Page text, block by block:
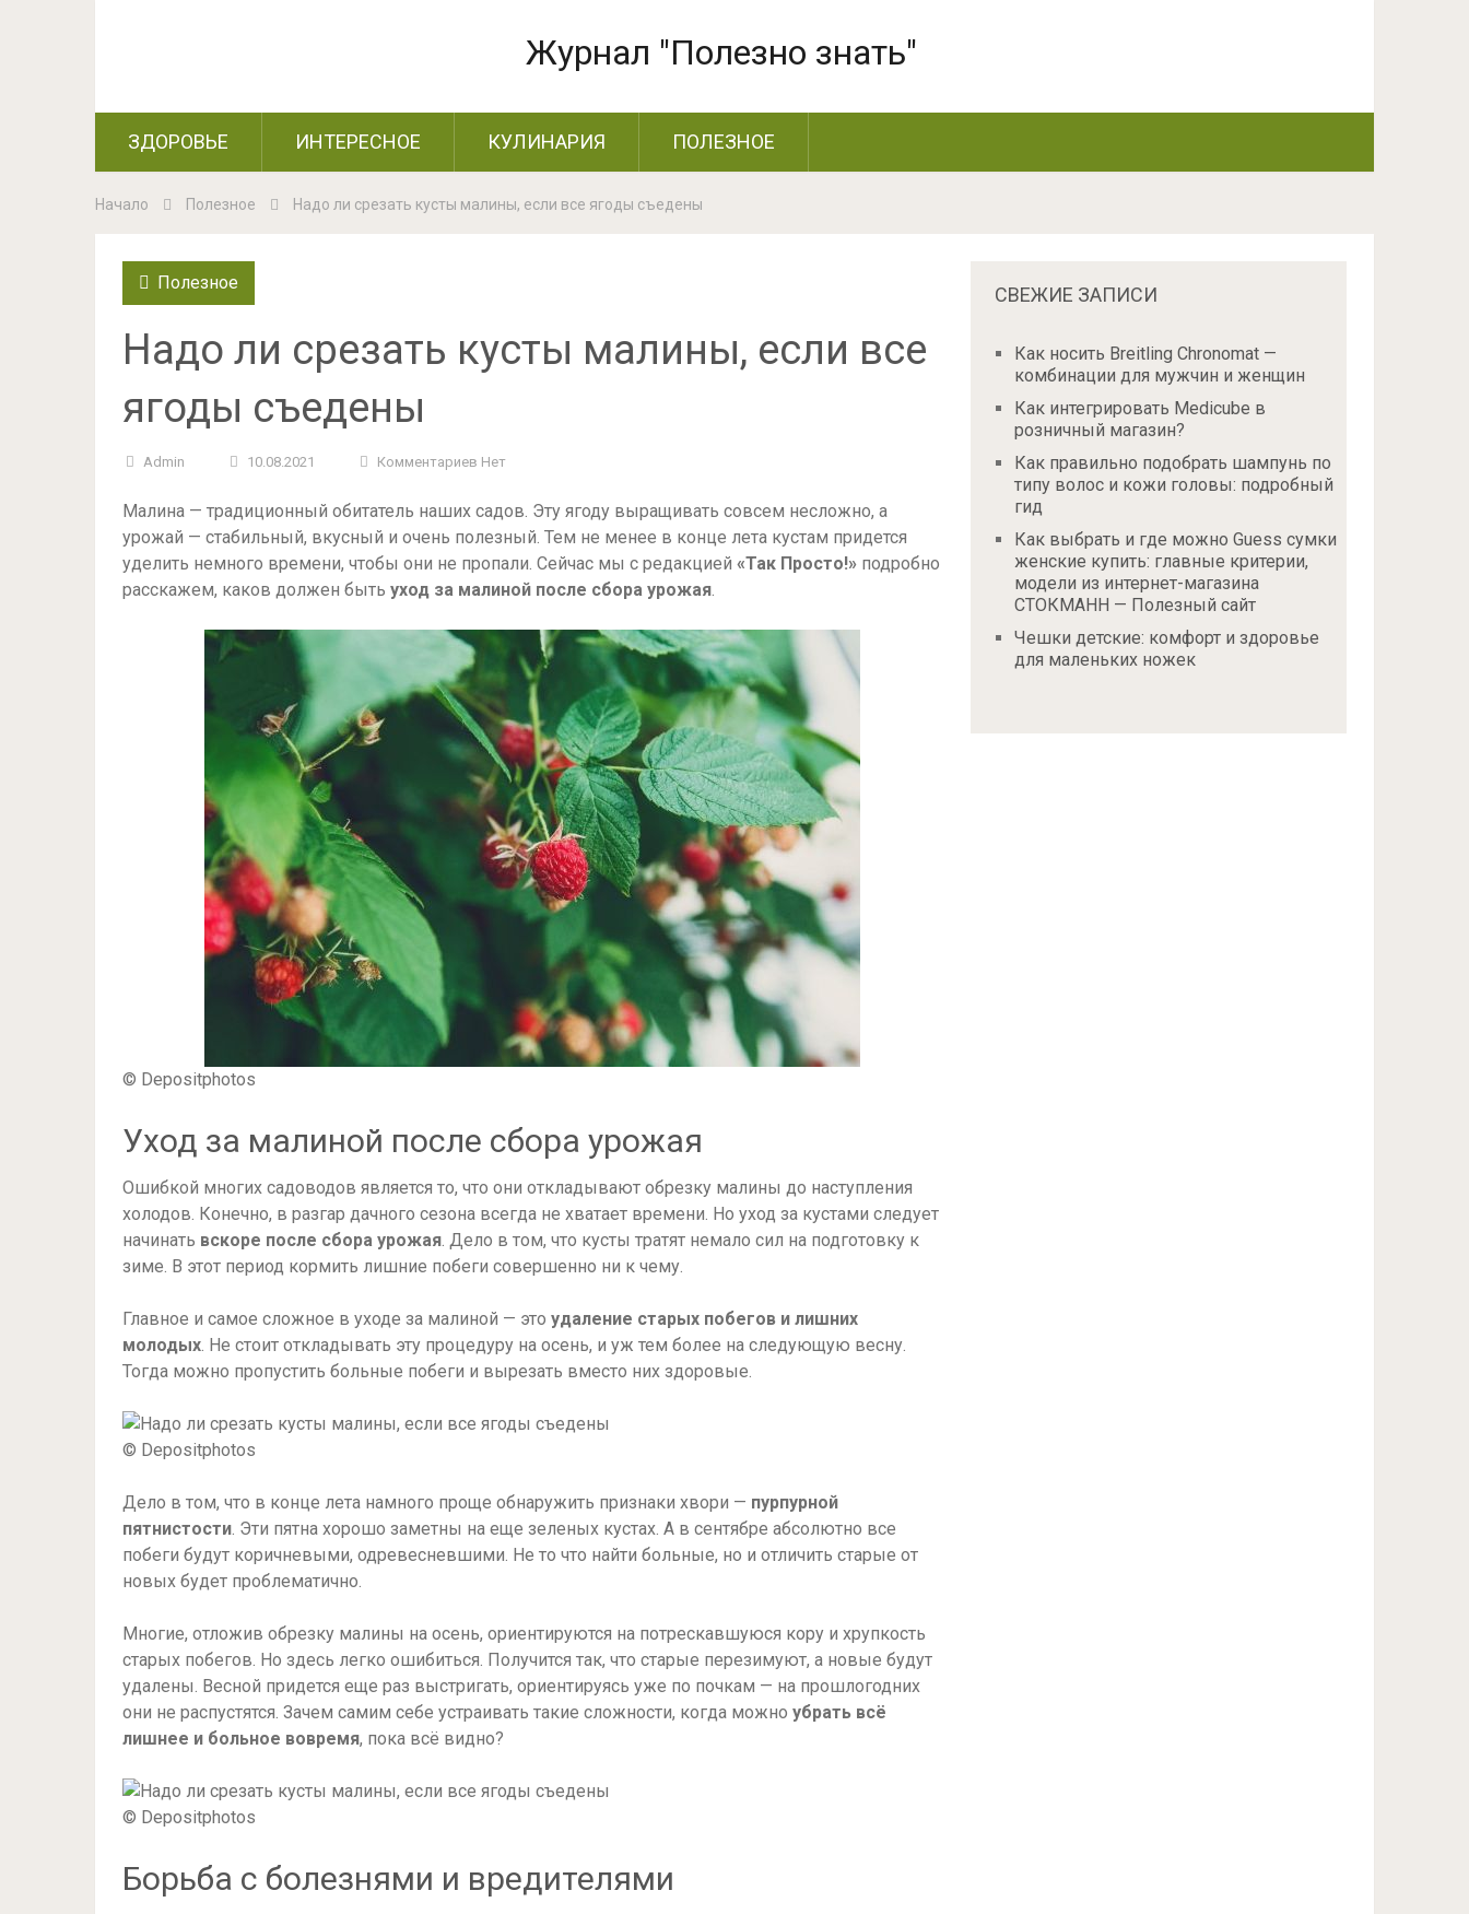
Журнал "Полезно знать"
ЗДОРОВЬЕ ИНТЕРЕСНОЕ КУЛИНАРИЯ ПОЛЕЗНОЕ
Начало Полезное Надо ли срезать кусты малины, если все ягоды съедены
Полезное
Надо ли срезать кусты малины, если все
ягоды съедены
Admin 10.08.2021 Комментариев Нет
Малина — традиционный обитатель наших садов. Эту ягоду выращивать совсем несложно, а
урожай — стабильный, вкусный и очень полезный. Тем не менее в конце лета кустам придется
уделить немного времени, чтобы они не пропали. Сейчас мы с редакцией «Так Просто!» подробно
расскажем, каков должен быть уход за малиной после сбора урожая.
© Depositphotos
Уход за малиной после сбора урожая
Ошибкой многих садоводов является то, что они откладывают обрезку малины до наступления
холодов. Конечно, в разгар дачного сезона всегда не хватает времени. Но уход за кустами следует
начинать вскоре после сбора урожая. Дело в том, что кусты тратят немало сил на подготовку к
зиме. В этот период кормить лишние побеги совершенно ни к чему.
Главное и самое сложное в уходе за малиной — это удаление старых побегов и лишних
молодых. Не стоит откладывать эту процедуру на осень, и уж тем более на следующую весну.
Тогда можно пропустить больные побеги и вырезать вместо них здоровые.
© Depositphotos
Дело в том, что в конце лета намного проще обнаружить признаки хвори — пурпурной
пятнистости. Эти пятна хорошо заметны на еще зеленых кустах. А в сентябре абсолютно все
побеги будут коричневыми, одревесневшими. Не то что найти больные, но и отличить старые от
новых будет проблематично.
Многие, отложив обрезку малины на осень, ориентируются на потрескавшуюся кору и хрупкость
старых побегов. Но здесь легко ошибиться. Получится так, что старые перезимуют, а новые будут
удалены. Весной придется еще раз выстригать, ориентируясь уже по почкам — на прошлогодних
они не распустятся. Зачем самим себе устраивать такие сложности, когда можно убрать всё
лишнее и больное вовремя, пока всё видно?
© Depositphotos
Борьба с болезнями и вредителями
СВЕЖИЕ ЗАПИСИ
Как носить Breitling Chronomat —
комбинации для мужчин и женщин
Как интегрировать Medicube в
розничный магазин?
Как правильно подобрать шампунь по
типу волос и кожи головы: подробный
гид
Как выбрать и где можно Guess сумки
женские купить: главные критерии,
модели из интернет-магазина
СТОКМАНН — Полезный сайт
Чешки детские: комфорт и здоровье
для маленьких ножек